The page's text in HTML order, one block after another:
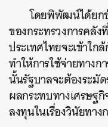
โดยพิพัฒน์ได้ยก
ของกระทรวงการคลั
ประเทศไทยจะเข้าใ
ทำให้การใช้จ่ายทาง
นั้นรัฐบาลจะต้องระมั
ผลกระทบทางเศรษฐ
ลงทุนในเรื่องวินัยทา